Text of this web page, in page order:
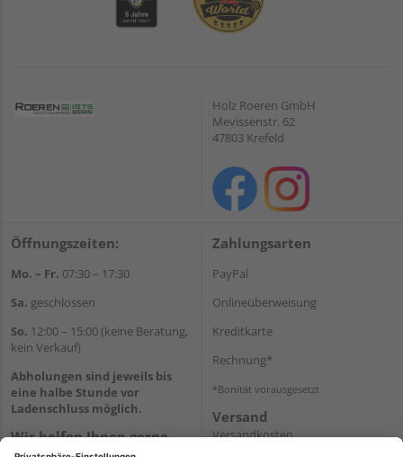
Holz Roeren GmbH
Mevissenstr. 62
47803 Krefeld
Öffnungszeiten:
Mo. – Fr. 07:30 – 17:30
Sa. geschlossen
So. 12:00 – 15:00 (keine Beratung,
kein Verkauf)
Abholungen sind jeweils bis
eine halbe Stunde vor
Ladenschluss möglich.
Wir helfen Ihnen gerne
Zahlungsarten
PayPal
Onlineüberweisung
Kreditkarte
Rechnung*
*Bonität vorausgesetzt
Versand
Versandkosten